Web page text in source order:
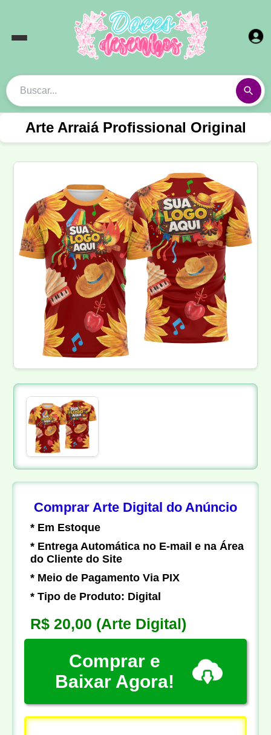
Arte Arraiá Profissional Original
Comprar Arte Digital do Anúncio
* Em Estoque
* Entrega Automática no E-mail e na Área
do Cliente do Site
* Meio de Pagamento Via PIX
* Tipo de Produto: Digital
R$ 20,00 (Arte Digital)
Comprar e
Baixar Agora!